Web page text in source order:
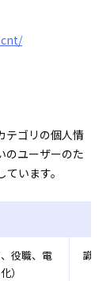
テゴリの個人情
のユーザーのた
います。
役職、電
）
識別